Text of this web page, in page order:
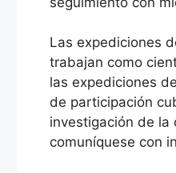
Las expediciones
trabajan como
las expediciones
de participación
investigación de
comuníquese con